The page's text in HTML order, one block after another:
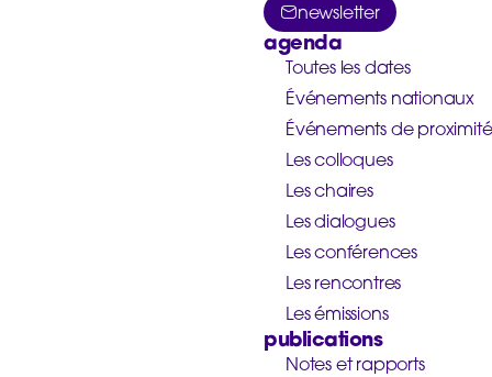
newsletter
agenda
Toutes les dates
Événements nationaux
Événements de proximité
Les colloques
Les chaires
Les dialogues
Les conférences
Les rencontres
Les émissions
publications
Notes et rapports